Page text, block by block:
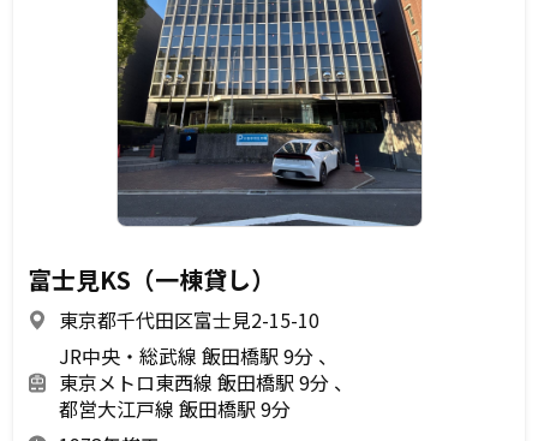
富士見KS（一棟貸し）
東京都千代田区富士見2-15-10
JR中央・総武線 飯田橋駅 9分
東京メトロ東西線 飯田橋駅 9分
都営大江戸線 飯田橋駅 9分